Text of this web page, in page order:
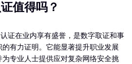
值得吗？
证在业内享有盛誉，是数字取证和事
有力证明。它能显著提升职业发展
专业人士提供应对复杂网络安全挑